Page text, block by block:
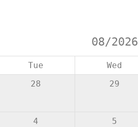
08/2026
Tue Wed
28 29
4 5